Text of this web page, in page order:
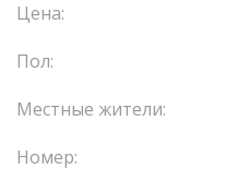
Цена:
Пол:
Местные жители:
Номер: